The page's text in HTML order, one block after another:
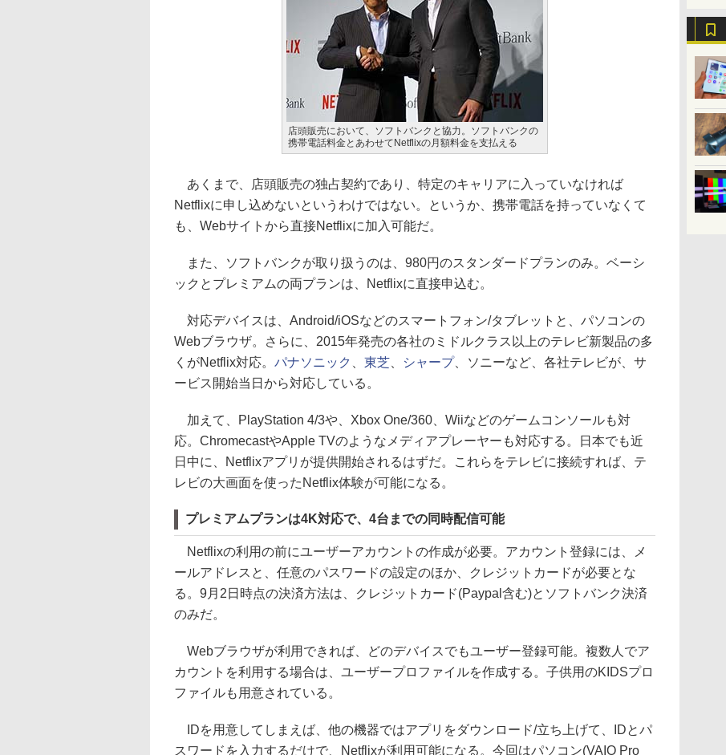
店頭販売において、ソフトバンクと協力。ソフトバンクの
携帯電話料金とあわせてNetflixの月額料金を支払える
あくまで、店頭販売の独占契約であり、特定のキャリアに入っていなければ
Netflixに申し込めないというわけではない。というか、携帯電話を持っていなくて
も、Webサイトから直接Netflixに加入可能だ。
また、ソフトバンクが取り扱うのは、980円のスタンダードプランのみ。ベーシ
ックとプレミアムの両プランは、Netflixに直接申込む。
対応デバイスは、Android/iOSなどのスマートフォン/タブレットと、パソコンの
Webブラウザ。さらに、2015年発売の各社のミドルクラス以上のテレビ新製品の多
くがNetflix対応。 パナソニック 東芝 シャープ、ソニーなど、各社テレビが、サ
ービス開始当日から対応している。
加えて、PlayStation 4/3や、Xbox One/360、Wiiなどのゲームコンソールも対
応。ChromecastやApple TVのようなメディアプレーヤーも対応する。日本でも近
日中に、Netflixアプリが提供開始されるはずだ。これらをテレビに接続すれば、テ
レビの大画面を使ったNetflix体験が可能になる。
プレミアムプランは4K対応で、4台までの同時配信可能
Netflixの利用の前にユーザーアカウントの作成が必要。アカウント登録には、メ
ールアドレスと、任意のパスワードの設定のほか、クレジットカードが必要とな
る。9月2日時点の決済方法は、クレジットカード(Paypal含む)とソフトバンク決済
のみだ。
Webブラウザが利用できれば、どのデバイスでもユーザー登録可能。複数人でア
カウントを利用する場合は、ユーザープロファイルを作成する。子供用のKIDSプロ
ファイルも用意されている。
IDを用意してしまえば、他の機器ではアプリをダウンロード/立ち上げて、IDとパ
スワードを入力するだけで、Netflixが利用可能になる。今回はパソコン(VAIO Pro